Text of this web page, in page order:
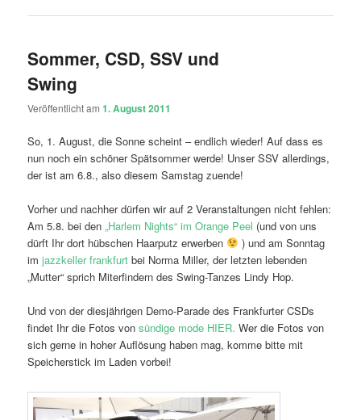
Sommer, CSD, SSV und
Swing
Veröffentlicht am1. August 2011
So, 1. August, die Sonne scheint – endlich wieder! Auf dass es
nun noch ein schöner Spätsommer werde! Unser SSV allerdings,
der ist am 6.8., also diesem Samstag zuende!
Vorher und nachher dürfen wir auf 2 Veranstaltungen nicht fehlen:
Am 5.8. bei den„Harlem Nights“ im Orange Peel (und von uns
dürft Ihr dort hübschen Haarputz erwerben
) und am Sonntag
imjazzkeller frankfurt bei Norma Miller, der letzten lebenden
„Mutter“ sprich Miterfindern des Swing-Tanzes Lindy Hop.
Und von der diesjährigen Demo-Parade des Frankfurter CSDs
findet Ihr die Fotos vonsündige mode HIER. Wer die Fotos von
sich gerne in hoher Auflösung haben mag, komme bitte mit
Speicherstick im Laden vorbei!